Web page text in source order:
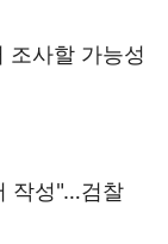
조사할 가능성
작성"…검찰